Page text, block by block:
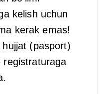
kelish uchun
kerak emas!
hujjat (pasport)
registraturaga